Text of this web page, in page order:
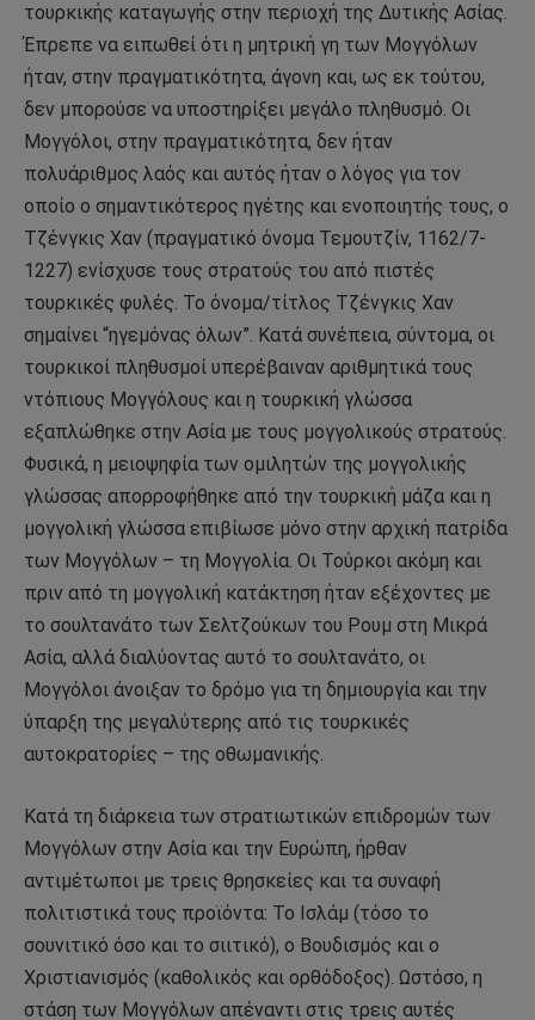
τουρκικής καταγωγής στην περιοχή της Δυτικής Ασίας.
Έπρεπε να ειπωθεί ότι η μητρική γη των Μογγόλων
ήταν, στην πραγματικότητα, άγονη και, ως εκ τούτου,
δεν μπορούσε να υποστηρίξει μεγάλο πληθυσμό. Οι
Μογγόλοι, στην πραγματικότητα, δεν ήταν
πολυάριθμος λαός και αυτός ήταν ο λόγος για τον
οποίο ο σημαντικότερος ηγέτης και ενοποιητής τους, ο
Τζένγκις Χαν (πραγματικό όνομα Τεμουτζίν, 1162/7-
1227) ενίσχυσε τους στρατούς του από πιστές
τουρκικές φυλές. Το όνομα/τίτλος Τζένγκις Χαν
σημαίνει “ηγεμόνας όλων”. Κατά συνέπεια, σύντομα, οι
τουρκικοί πληθυσμοί υπερέβαιναν αριθμητικά τους
ντόπιους Μογγόλους και η τουρκική γλώσσα
εξαπλώθηκε στην Ασία με τους μογγολικούς στρατούς.
Φυσικά, η μειοψηφία των ομιλητών της μογγολικής
γλώσσας απορροφήθηκε από την τουρκική μάζα και η
μογγολική γλώσσα επιβίωσε μόνο στην αρχική πατρίδα
των Μογγόλων – τη Μογγολία. Οι Τούρκοι ακόμη και
πριν από τη μογγολική κατάκτηση ήταν εξέχοντες με
το σουλτανάτο των Σελτζούκων του Ρουμ στη Μικρά
Ασία, αλλά διαλύοντας αυτό το σουλτανάτο, οι
Μογγόλοι άνοιξαν το δρόμο για τη δημιουργία και την
ύπαρξη της μεγαλύτερης από τις τουρκικές
αυτοκρατορίες – της οθωμανικής.
Κατά τη διάρκεια των στρατιωτικών επιδρομών των
Μογγόλων στην Ασία και την Ευρώπη, ήρθαν
αντιμέτωποι με τρεις θρησκείες και τα συναφή
πολιτιστικά τους προϊόντα: Το Ισλάμ (τόσο το
σουνιτικό όσο και το σιιτικό), ο Βουδισμός και ο
Χριστιανισμός (καθολικός και ορθόδοξος). Ωστόσο, η
στάση των Μογγόλων απέναντι στις τρεις αυτές